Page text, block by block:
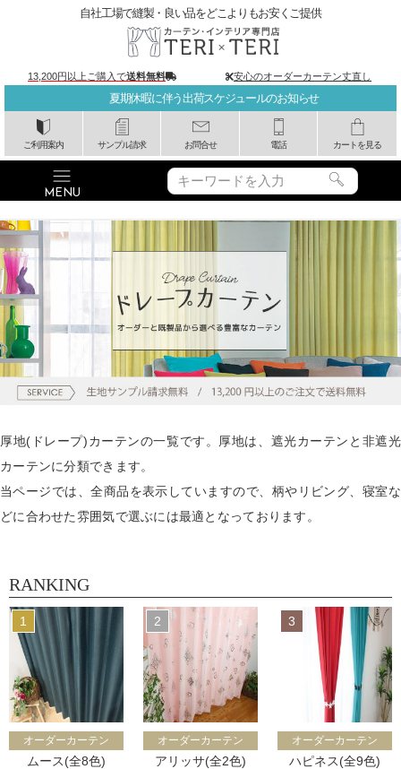
夏期休暇に伴う出荷スケジュールのお知らせ
ご利用案内 サンプル請求 お問合せ 電話 カートを見る
自社工場で縫製・良い品をどこよりもお安くご提供
13,200円以上ご購入で送料無料 安心のオーダーカーテン丈直し
厚地(ドレープ)カーテンの一覧です。厚地は、遮光カーテンと非遮光
カーテンに分類できます。
当ページでは、全商品を表示していますので、柄やリビング、寝室な
どに合わせた雰囲気で選ぶには最適となっております。
RANKING
オーダーカーテン
ムース(全8色)
オーダーカーテン
アリッサ(全2色)
オーダーカーテン
ハピネス(全9色)